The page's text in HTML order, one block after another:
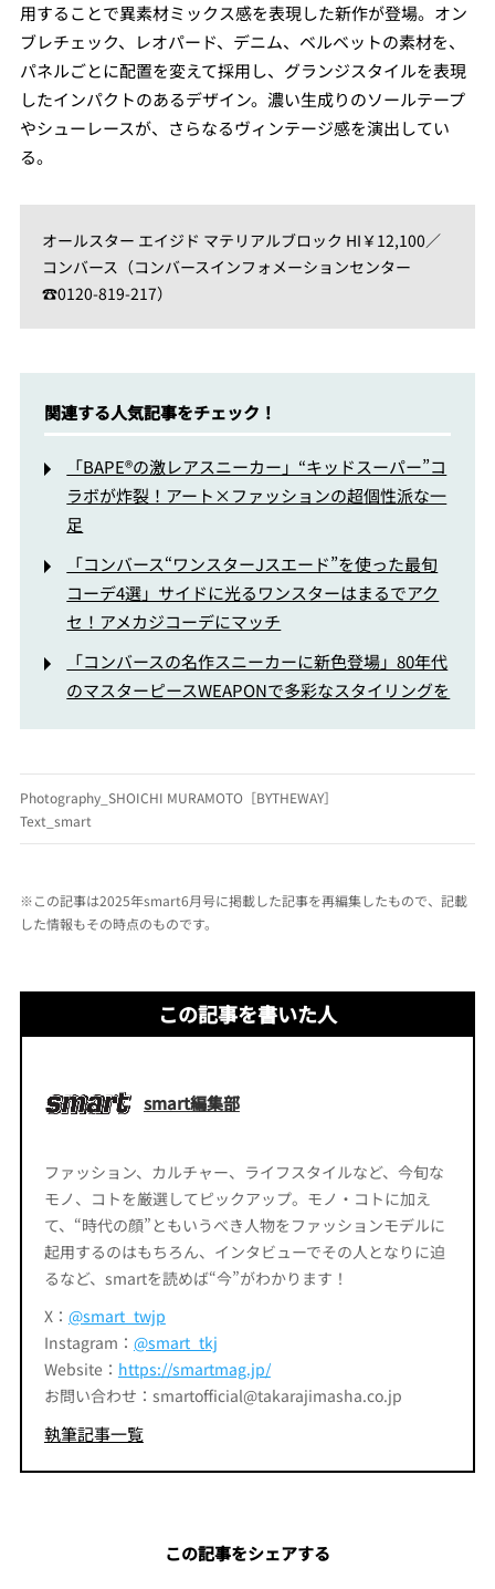
用することで異素材ミックス感を表現した新作が登場。オン
ブレチェック、レオパード、デニム、ベルベットの素材を、
パネルごとに配置を変えて採用し、グランジスタイルを表現
したインパクトのあるデザイン。濃い生成りのソールテープ
やシューレースが、さらなるヴィンテージ感を演出してい
る。
オールスター エイジド マテリアルブロック HI￥12,100／
コンバース（コンバースインフォメーションセンター
☎0120-819-217）
関連する人気記事をチェック！
「BAPE®の激レアスニーカー」“キッドスーパー”コ
ラボが炸裂！アート×ファッションの超個性派な一
足
「コンバース“ワンスターJスエード”を使った最旬
コーデ4選」サイドに光るワンスターはまるでアク
セ！アメカジコーデにマッチ
「コンバースの名作スニーカーに新色登場」80年代
のマスターピースWEAPONで多彩なスタイリングを
Photography_SHOICHI MURAMOTO［BYTHEWAY］
Text_smart
※この記事は2025年smart6月号に掲載した記事を再編集したもので、記載
した情報もその時点のものです。
この記事を書いた人
smart編集部
ファッション、カルチャー、ライフスタイルなど、今旬な
モノ、コトを厳選してピックアップ。モノ・コトに加え
て、“時代の顔”ともいうべき人物をファッションモデルに
起用するのはもちろん、インタビューでその人となりに迫
るなど、smartを読めば“今”がわかります！
X： @smart_twjp
Instagram： @smart_tkj
Website： https://smartmag.jp/
お問い合わせ：smartofficial@takarajimasha.co.jp
執筆記事一覧
この記事をシェアする